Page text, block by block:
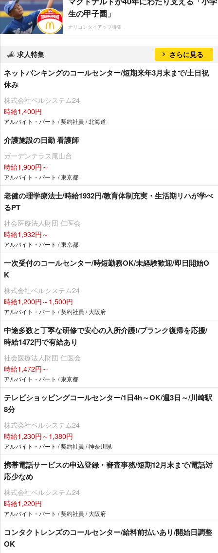
生の甲子園」
オリコンタイアップ特集
求人特集 さらに見る
ネットバンキングのコールセンター/短期来年3月末まで/土日祝
休み
株式会社ベルシステム24
時給1,400円
アルバイト・パート / 契約社員 / 北海道
介護施設の日勤 看護師
ガーデンテラス尾山台
時給1,900円～
アルバイト・パート / 東京都
老健の理学療法士/時給1932円/教育体制充実・生活期リハが学べ
るPT
社会医療法人財団 仁医会
時給1,932円～
アルバイト・パート / 東京都
一次受付のコールセンター/時短勤務OK/未経験歓迎/即日開始O
K
株式会社ベルシステム24
時給1,200円～1,500円
アルバイト・パート / 契約社員 / 大阪府
中途多数と丁寧な研修で安心の入所介護!/ブランク復帰を応援/
時給1472円で有給あり
社会医療法人財団 仁医会
時給1,472円～
アルバイト・パート / 東京都
テレビショッピングコールセンター/1日4h～OK/週3日～/川崎駅
8分
株式会社ベルシステム24
時給1,230円～1,380円
アルバイト・パート / 契約社員 / 神奈川県
携帯電話サービスの申込登録・審査事務/短期12月末まで/電話対
応少なめ
株式会社ベルシステム24
時給1,220円
アルバイト・パート / 契約社員 / 大阪府
コンタクトレンズのコールセンター/給料前払いあり/開始日調整
OK